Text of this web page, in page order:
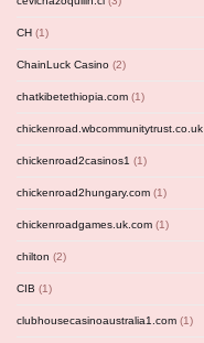
CH (1)
ChainLuck Casino (2)
chatkibetethiopia.com (1)
chickenroad.wbcommunitytrust.co.uk
chickenroad2casinos1 (1)
chickenroad2hungary.com (1)
chickenroadgames.uk.com (1)
chilton (2)
CIB (1)
clubhousecasinoaustralia1.com (1)